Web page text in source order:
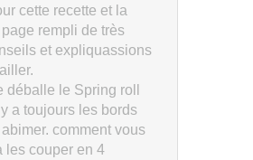
cette recette et la
rempli de très
et expliquassions
déballe le Spring roll
a toujours les bords
comment vous
les couper en 4